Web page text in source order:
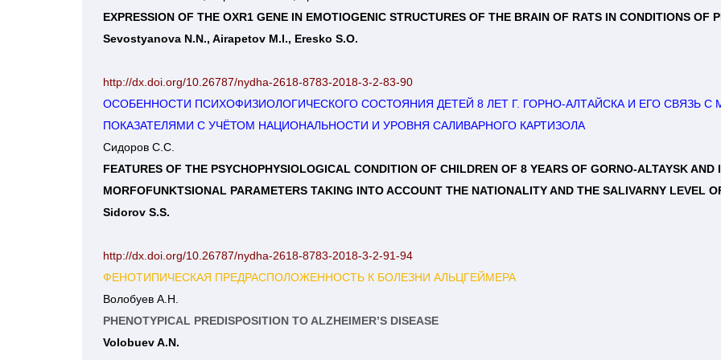
EXPRESSION OF THE OXR1 GENE IN EMOTIOGENIC STRUCTURES OF THE BRAIN OF RATS IN CONDITIONS OF
Sevostyanova N.N., Airapetov M.I., Eresko S.O.
http://dx.doi.org/10.26787/nydha-2618-8783-2018-3-2-83-90
ОСОБЕННОСТИ ПСИХОФИЗИОЛОГИЧЕСКОГО СОСТОЯНИЯ ДЕТЕЙ 8 ЛЕТ Г. ГОРНО-АЛТАЙСКА И ЕГО СВЯЗЬ
ПОКАЗАТЕЛЯМИ С УЧЁТОМ НАЦИОНАЛЬНОСТИ И УРОВНЯ САЛИВАРНОГО КАРТИЗОЛА
Сидоров С.С.
FEATURES OF THE PSYCHOPHYSIOLOGICAL CONDITION OF CHILDREN OF 8 YEARS OF GORNO-ALTAYSK
MORFOFUNKTSIONAL PARAMETERS TAKING INTO ACCOUNT THE NATIONALITY AND THE SALIVARNY LEVEL
http://dx.doi.org/10.26787/nydha-2618-8783-2018-3-2-91-94
ФЕНОТИПИЧЕСКАЯ ПРЕДРАСПОЛОЖЕННОСТЬ К БОЛЕЗНИ АЛЬЦГЕЙМЕРА
Волобуев А.Н.
PHENOTYPICAL PREDISPOSITION TO ALZHEIMER’S DISEASE